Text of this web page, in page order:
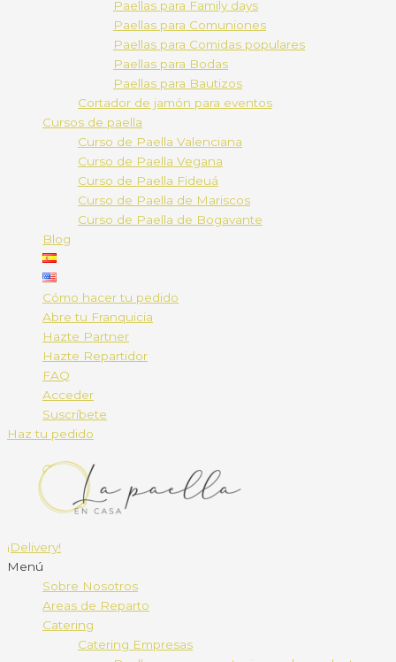
Paellas para Family days
Paellas para Comuniones
Paellas para Comidas populares
Paellas para Bodas
Paellas para Bautizos
Cortador de jamón para eventos
Cursos de paella
Curso de Paella Valenciana
Curso de Paella Vegana
Curso de Paella Fideuá
Curso de Paella de Mariscos
Curso de Paella de Bogavante
Blog
Cómo hacer tu pedido
Abre tu Franquicia
Hazte Partner
Hazte Repartidor
FAQ
Acceder
Suscríbete
Haz tu pedido
¡Delivery!
Menú
Sobre Nosotros
Areas de Reparto
Catering
Catering Empresas